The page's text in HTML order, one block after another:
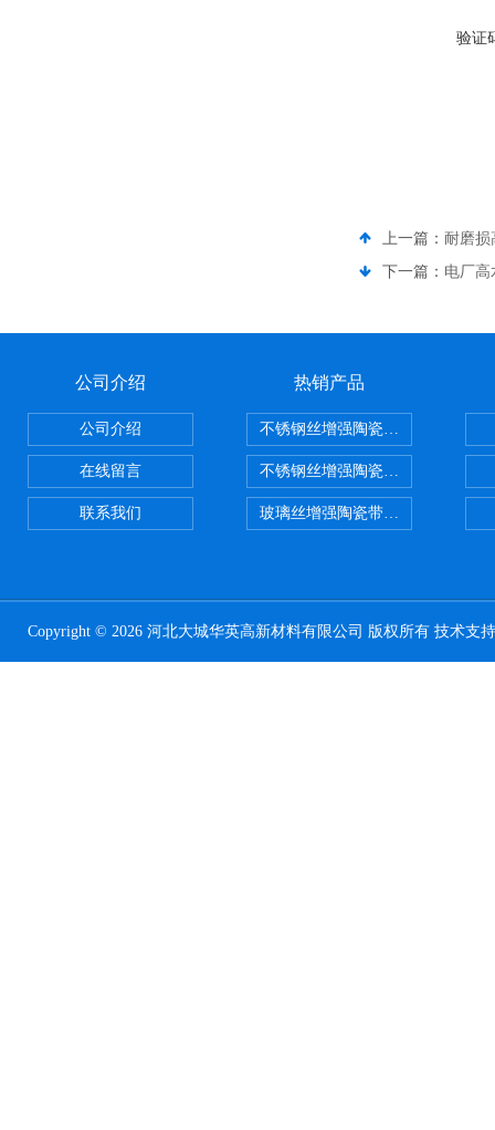
验证
上一篇： 耐磨损
下一篇： 电厂高
公司介绍
公司介绍
在线留言
联系我们
热销产品
不锈钢丝增强陶瓷纤维布，陶瓷布
不锈钢丝增强陶瓷纤维布应用范围
玻璃丝增强陶瓷带，硅酸铝纤维
Copyright © 2026 河北大城华英高新材料有限公司 版权所有 技术支